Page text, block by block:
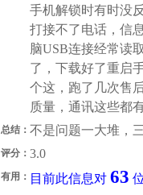
手机解锁时有时没
打接不了电话，信
脑USB连接经常读
了，下载好了重启
个这，跑了几次售
质量，通讯这些都
总结： 不是问题一大堆，
评分： 3.0
有用： 目前此信息对 63